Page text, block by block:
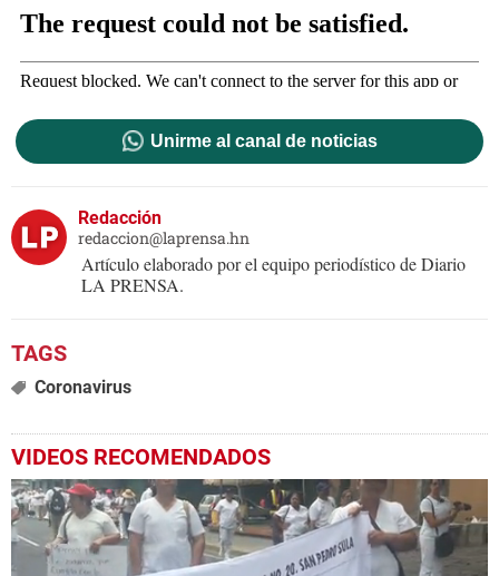
Unirme al canal de noticias
Redacción
redaccion@laprensa.hn
Artículo elaborado por el equipo periodístico de Diario
LA PRENSA.
Coronavirus
VIDEOS RECOMENDADOS